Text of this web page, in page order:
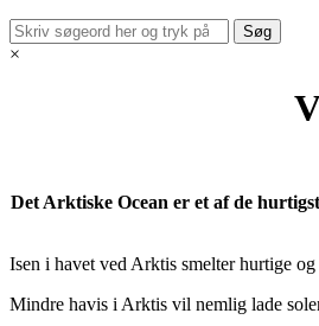
×
Det Arktiske Ocean er et af de
Isen i havet ved Arktis smelter hurtige
Mindre havis i Arktis vil nemlig lade